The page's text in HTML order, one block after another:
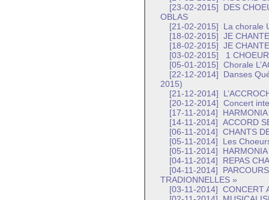
[23-02-2015]
DES
OBLAS
[21-02-2015]
La chorale
[18-02-2015]
JE
[18-02-2015]
JE
[03-02-2015]
1
[05-01-2015]
Chorale
[22-12-2014]
Danses
2015)
[21-12-2014]
[20-12-2014]
Concert
[17-11-2014]
[14-11-2014]
ACCORD
[06-11-2014]
CHANTS
[05-11-2014]
Les
[05-11-2014]
[04-11-2014]
REPAS
[04-11-2014]
TRADIONNELLES »
[03-11-2014]
CONCERT